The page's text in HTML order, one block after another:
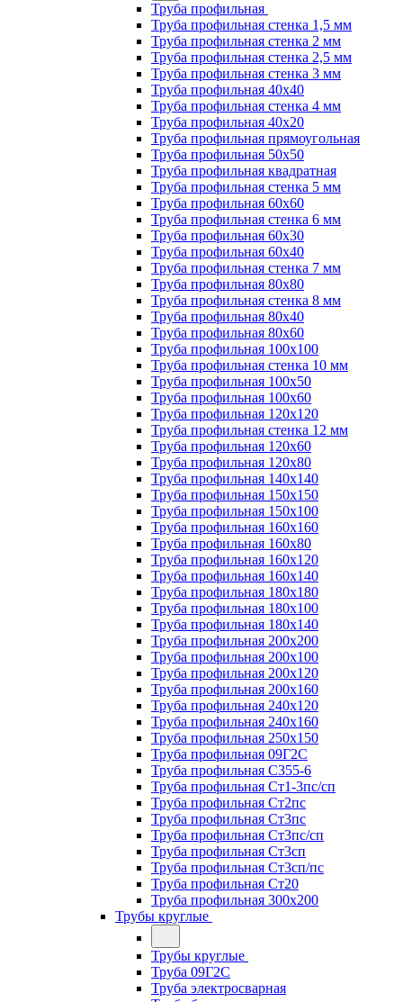
Труба профильная
Труба профильная стенка 1,5 мм
Труба профильная стенка 2 мм
Труба профильная стенка 2,5 мм
Труба профильная стенка 3 мм
Труба профильная 40х40
Труба профильная стенка 4 мм
Труба профильная 40х20
Труба профильная прямоугольная
Труба профильная 50х50
Труба профильная квадратная
Труба профильная стенка 5 мм
Труба профильная 60х60
Труба профильная стенка 6 мм
Труба профильная 60х30
Труба профильная 60х40
Труба профильная стенка 7 мм
Труба профильная 80х80
Труба профильная стенка 8 мм
Труба профильная 80х40
Труба профильная 80х60
Труба профильная 100х100
Труба профильная стенка 10 мм
Труба профильная 100х50
Труба профильная 100х60
Труба профильная 120х120
Труба профильная стенка 12 мм
Труба профильная 120х60
Труба профильная 120х80
Труба профильная 140х140
Труба профильная 150х150
Труба профильная 150х100
Труба профильная 160х160
Труба профильная 160х80
Труба профильная 160х120
Труба профильная 160х140
Труба профильная 180х180
Труба профильная 180х100
Труба профильная 180х140
Труба профильная 200х200
Труба профильная 200х100
Труба профильная 200х120
Труба профильная 200х160
Труба профильная 240х120
Труба профильная 240х160
Труба профильная 250х150
Труба профильная 09Г2С
Труба профильная С355-6
Труба профильная Ст1-3пс/сп
Труба профильная Ст2пс
Труба профильная Ст3пс
Труба профильная Ст3пс/сп
Труба профильная Ст3сп
Труба профильная Ст3сп/пс
Труба профильная Ст20
Труба профильная 300х200
Трубы круглые
Трубы круглые
Труба 09Г2С
Труба электросварная